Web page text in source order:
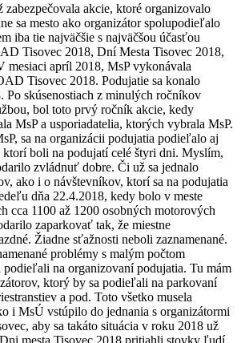
zabezpečovala akcie, ktoré organizovalo
sa mesto ako organizátor spolupodieľalo
iba tie najväčšie s najväčšou účasťou
Tisovec 2018, Dní Mesta Tisovec 2018,
mesiaci apríl 2018, MsP vykonávala
Tisovec 2018. Podujatie sa konalo
Po skúsenostiach z minulých ročníkov
bol toto prvý ročník akcie, kedy
MsP a usporiadatelia, ktorých vybrala MsP.
sa na organizácii podujatia podieľalo aj
boli na podujatí celé štyri dni. Myslím,
zvládnuť dobre. Či už sa jednalo
ako i o návštevníkov, ktorí sa na podujatia
dňa 22.4.2018, kedy bolo v meste
cca 1100 až 1200 osobných motorových
zaparkovať tak, že miestne
Žiadne sťažnosti neboli zaznamenané.
problémy s malým počtom
podieľali na organizovaní podujatia. Tu mám
ktorý by sa podieľali na parkovaní
a pod. Toto všetko musela
i MsÚ vstúpilo do jednania s organizátormi
aby sa takáto situácia v roku 2018 už
mesta Tisovec 2018 pritiahli stovky ľudí.